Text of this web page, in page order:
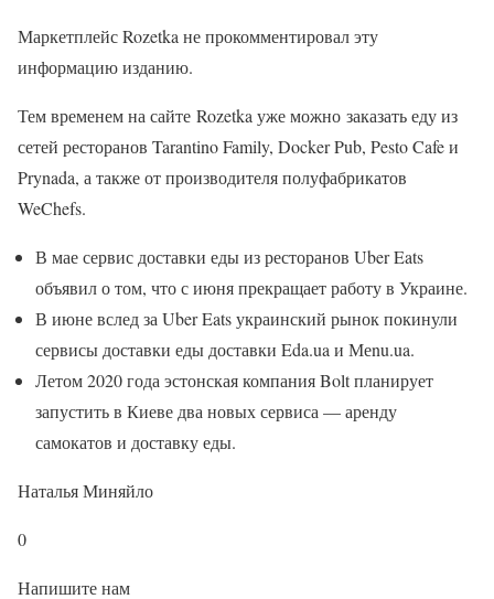
Маркетплейс Rozetka не прокомментировал эту
информацию изданию.
Тем временем на сайте Rozetka уже можно заказать еду из
сетей ресторанов Tarantino Family, Docker Pub, Pesto Cafe и
Prynada, а также от производителя полуфабрикатов
WeChefs.
В мае сервис доставки еды из ресторанов Uber Eats
объявил о том, что с июня прекращает работу в Украине.
В июне вслед за Uber Eats украинский рынок покинули
сервисы доставки еды доставки Eda.ua и Меnu.ua.
Летом 2020 года эстонская компания Bolt планирует
запустить в Киеве два новых сервиса — аренду
самокатов и доставку еды.
Наталья Миняйло
0
Напишите нам